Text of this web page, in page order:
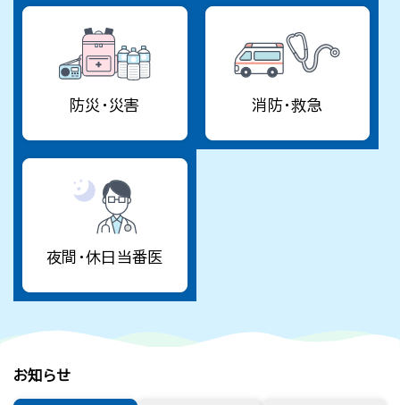
防災・災害 消防・救急
夜間・休日当番医
お知らせ